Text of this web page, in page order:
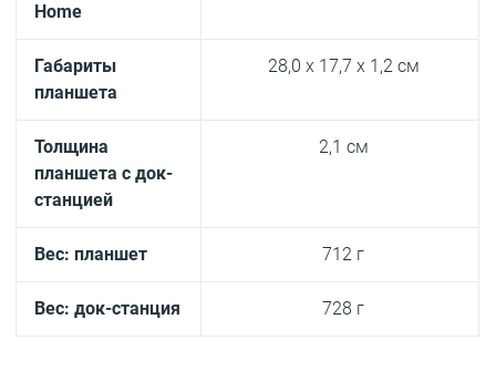
Home
Габариты
планшета
28,0 x 17,7 x 1,2 см
Толщина
планшета с док-
станцией
2,1 см
Вес: планшет 712 г
Вес: док-станция 728 г